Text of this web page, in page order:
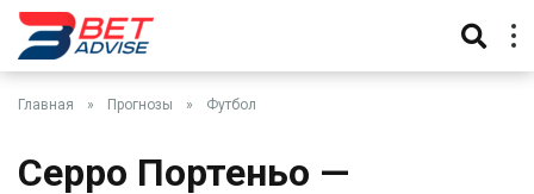
Главная » Прогнозы » Футбол
Серро Портеньо —